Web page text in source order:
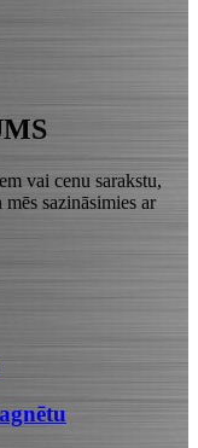
vai cenu sarakstu,
sazināsimies ar